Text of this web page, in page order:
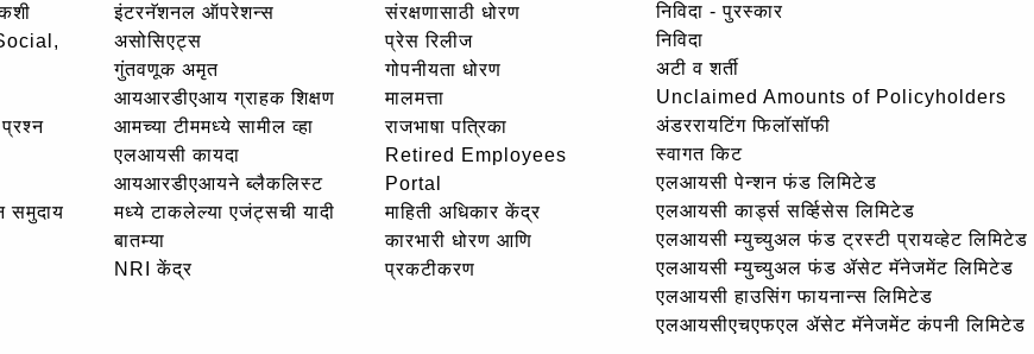
प्रश्न
समुदाय
इंटरनॅशनल ऑपरेशन्स
असोसिएट्स
गुंतवणूक अमृत
आयआरडीएआय ग्राहक शिक्षण
आमच्या टीममध्ये सामील व्हा
एलआयसी कायदा
आयआरडीएआयने ब्लैकलिस्ट
मध्ये टाकलेल्या एजंट्सची यादी
बातम्या
NRI केंद्र
संरक्षणासाठी धोरण
प्रेस रिलीज
गोपनीयता धोरण
मालमत्ता
राजभाषा पत्रिका
Retired Employees
Portal
माहिती अधिकार केंद्र
कारभारी धोरण आणि
प्रकटीकरण
निविदा - पुरस्कार
निविदा
अटी व शर्ती
Unclaimed Amounts of Policyholders
अंडररायटिंग फिलॉसॉफी
स्वागत किट
एलआयसी पेन्शन फंड लिमिटेड
एलआयसी कार्ड्स सर्व्हिसेस लिमिटेड
एलआयसी म्युच्युअल फंड ट्रस्टी प्रायव्हेट लिमिटेड
एलआयसी म्युच्युअल फंड ॲसेट मॅनेजमेंट लिमिटेड
एलआयसी हाउसिंग फायनान्स लिमिटेड
एलआयसीएचएफएल ॲसेट मॅनेजमेंट कंपनी लिमिटेड